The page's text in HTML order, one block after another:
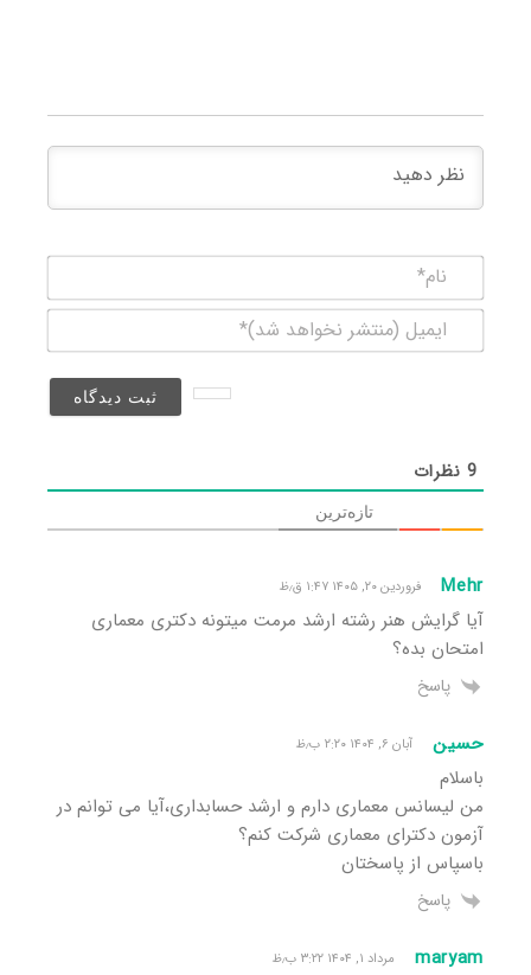
(منتشر
9نظرات
تازه‌ترین
Mehr فروردین ۲۰, ۱۴۰۵ ۱:۴۷ ق٫ظ
آیا گرایش هنر رشته ارشد مرمت میتونه دکتری معماری
امتحان بده؟
پاسخ
حسین آبان ۶, ۱۴۰۴ ۲:۲۰ ب٫ظ
باسلام
من لیسانس معماری دارم و ارشد حسابداری،آیا می توانم در
آزمون دکترای معماری شرکت کنم؟
باسپاس از پاسختان
پاسخ
maryam مرداد ۱, ۱۴۰۴ ۳:۲۲ ب٫ظ